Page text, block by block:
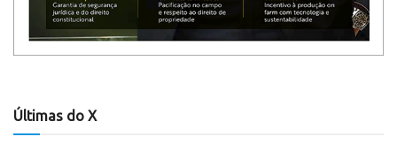
Últimas do X